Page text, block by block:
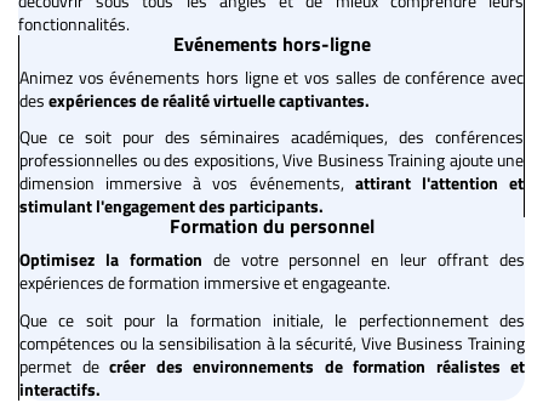
fonctionnalités.
Evénements hors-ligne
Animez vos événements hors ligne et vos salles de conférence avec
desexpériences de réalité virtuelle captivantes.
Que ce soit pour des séminaires académiques, des conférences
professionnelles ou des expositions, Vive Business Training ajoute une
dimension immersive à vos événements, attirant l'attention et
stimulant l'engagement des participants.
Formation du personnel
Optimisez la formation de votre personnel en leur offrant des
expériences de formation immersive et engageante.
Que ce soit pour la formation initiale, le perfectionnement des
compétences ou la sensibilisation à la sécurité, Vive Business Training
permet de créer des environnements de formation réalistes et
interactifs.